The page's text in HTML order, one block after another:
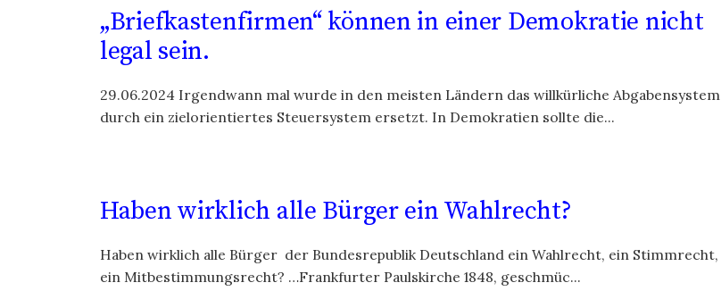
„Briefkastenfirmen“ können in einer Demokratie nicht
legal sein.
29.06.2024 Irgendwann mal wurde in den meisten Ländern das willkürliche Abgabensystem
durch ein zielorientiertes Steuersystem ersetzt. In Demokratien sollte die...
Haben wirklich alle Bürger ein Wahlrecht?
Haben wirklich alle Bürger der Bundesrepublik Deutschland ein Wahlrecht, ein Stimmrecht,
ein Mitbestimmungsrecht? …Frankfurter Paulskirche 1848, geschmüc...